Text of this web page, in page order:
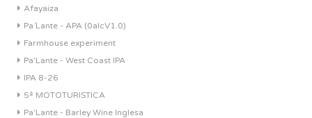
Afayaiza
Pa´Lante - APA (0alcV1.0)
Farmhouse experiment
Pa'Lante - West Coast IPA
IPA 8-26
5ª MOTOTURISTICA
Pa'Lante - Barley Wine Inglesa